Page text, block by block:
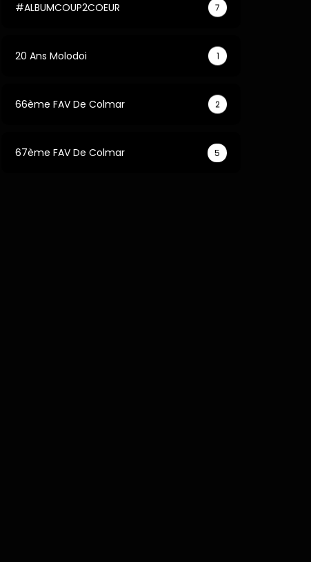
#ALBUMCOUP2COEUR 7
20 Ans Molodoi 1
66ème FAV De Colmar 2
67ème FAV De Colmar 5